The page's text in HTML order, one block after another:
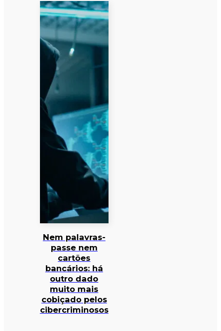
Nem palavras-
passe nem
cartões
bancários: há
outro dado
muito mais
cobiçado pelos
cibercriminosos